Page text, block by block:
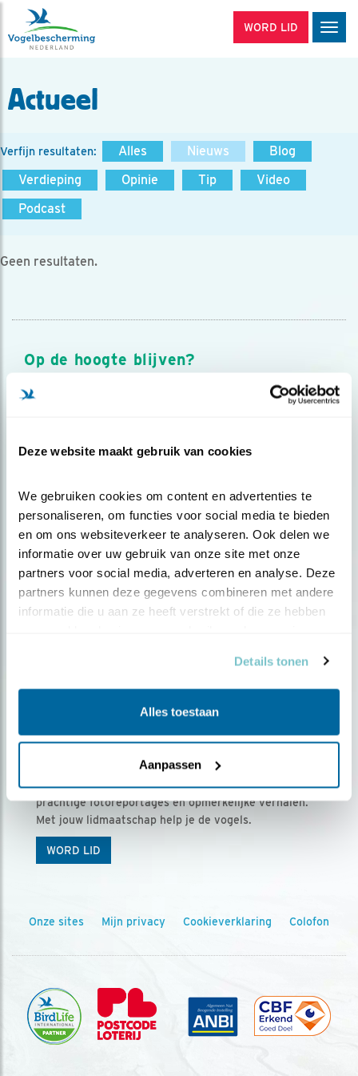
Deze website maakt gebruik van cookies
We gebruiken cookies om content en advertenties te
personaliseren, om functies voor social media te bieden
en om ons websiteverkeer te analyseren. Ook delen we
informatie over uw gebruik van onze site met onze
partners voor social media, adverteren en analyse. Deze
partners kunnen deze gegevens combineren met andere
informatie die u aan ze heeft verstrekt of die ze hebben
Details tonen
Alles toestaan
Aanpassen
WORD LID
Actueel
Verfijn resultaten: Alles Nieuws
Blog
Verdieping
Opinie Tip
Video
Podcast
Geen resultaten.
Op de hoogte blijven?
Meld je aan en ontvang nieuws, inspiratie, acties en tips
over vogels en activiteiten van Vogelbescherming.
Ontvang 5 x Vogels voor € 36,00 per jaar
Vogels is het tijdschrift voor onze leden, met
prachtige fotoreportages en opmerkelijke verhalen.
Met jouw lidmaatschap help je de vogels.
WORD LID
Onze sites Mijn privacy Cookieverklaring Colofon